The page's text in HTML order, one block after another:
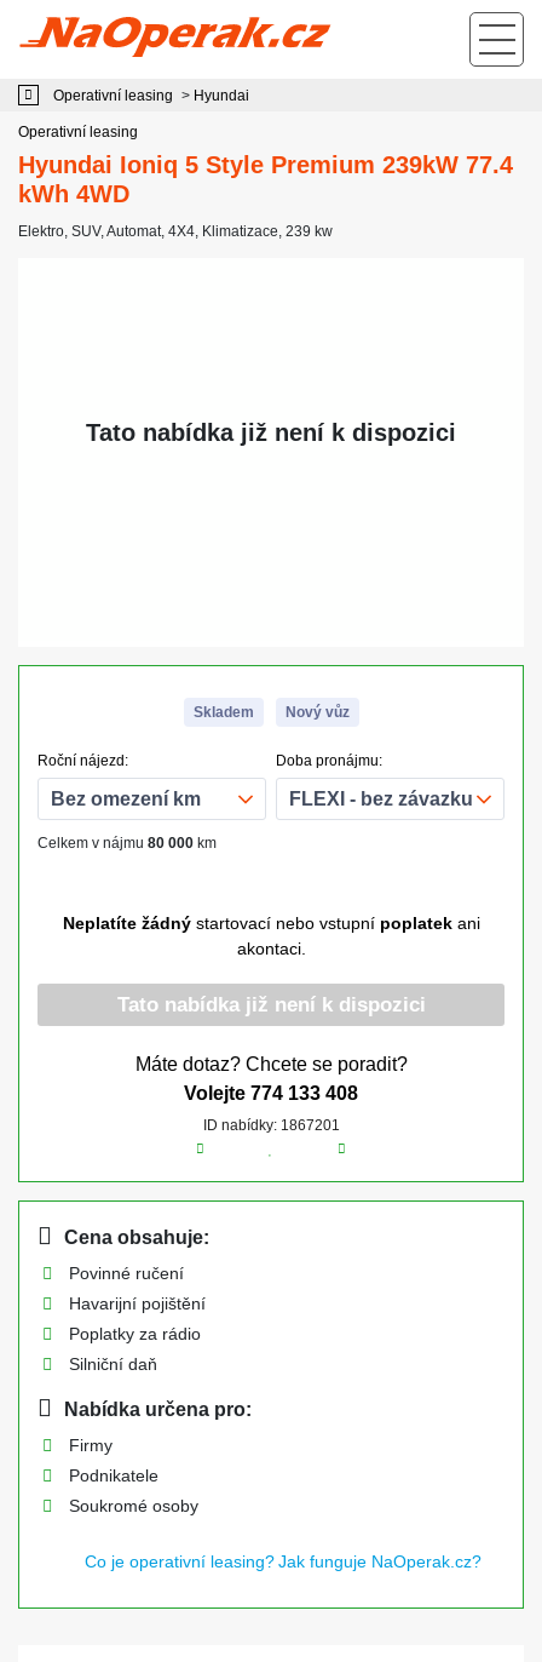
Operativní leasing Hyundai Ioniq 5 Style Premium 239kW 77.4 kWh 4WD
Operativní leasing > Hyundai
Operativní leasing
Hyundai Ioniq 5 Style Premium 239kW 77.4
kWh 4WD
Elektro, SUV,Automat, 4X4, Klimatizace, 239 kw
Skladem Nový vůz
Roční nájezd:
Celkem v nájmu 80 000 km
Doba pronájmu:
Neplatíte žádnýstartovací nebo vstupní poplatekani
akontaci.
Tato nabídka již není k dispozici
Máte dotaz? Chcete se poradit?
Volejte 774 133 408
ID nabídky: 1867201
Cena obsahuje:
Povinné ručení
Havarijní pojištění
Poplatky za rádio
Silniční daň
Nabídka určena pro:
Firmy
Podnikatele
Soukromé osoby
Co je operativní leasing?Jak funguje NaOperak.cz?